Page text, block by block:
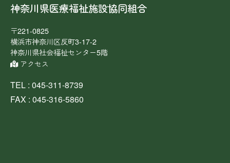
神奈川県医療福祉施設協同組合
〒221-0825
横浜市神奈川区反町3-17-2
神奈川県社会福祉センター5階
アクセス
TEL : 045-311-8739
FAX : 045-316-5860